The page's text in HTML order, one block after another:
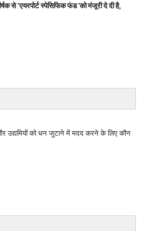
से ‘एयरपोर्ट स्पेसिफिक फंड ’को मंजूरी दे दी है,
उद्यमियों को धन जुटाने में मदद करने के लिए कौन